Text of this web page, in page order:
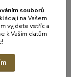
zahradu.
souborů
na Vašem
vyjdete vstříc a
k Vašim datům